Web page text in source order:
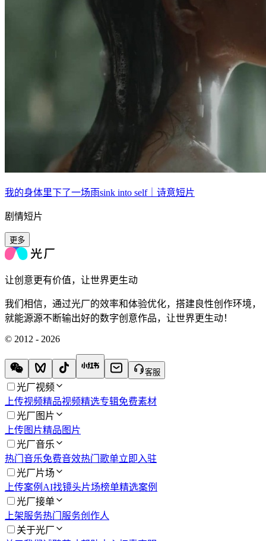
我的身体里下了一场雨sink into self｜诗意短片
剧情短片
更多
让创意更有价值，让世界更生动
我们相信，通过光厂的效率和体验优化，搭建良性创作环境，
就能源源不断输出好的数字创意作品，让世界更生动！
© 2012 - 2026
客服
光厂视频
上传视频精品视频精选专辑免费素材
光厂图片
上传图片精品图片
光厂音乐
热门音乐免费音效热门歌单立即入驻
光厂片场
上传案例 AI找镜头片场榜单精选案例
光厂接单
上架服务热门服务创作人
关于光厂